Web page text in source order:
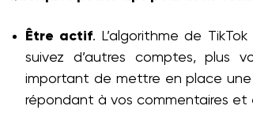
Être actif. L’algorithme de
suivez d’autres comptes, plus
important de mettre en place une
répondant à vos commentaires